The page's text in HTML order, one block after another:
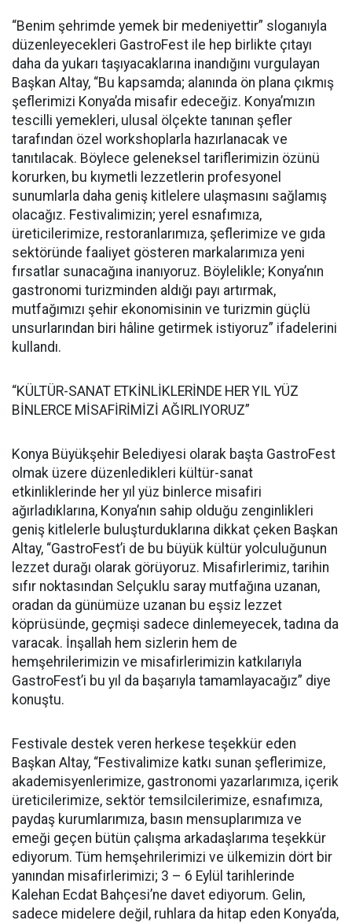
“Benim şehrimde yemek bir medeniyettir” sloganıyla
düzenleyecekleri GastroFest ile hep birlikte çıtayı
daha da yukarı taşıyacaklarına inandığını vurgulayan
Başkan Altay, “Bu kapsamda; alanında ön plana çıkmış
şeflerimizi Konya’da misafir edeceğiz. Konya’mızın
tescilli yemekleri, ulusal ölçekte tanınan şefler
tarafından özel workshoplarla hazırlanacak ve
tanıtılacak. Böylece geleneksel tariflerimizin özünü
korurken, bu kıymetli lezzetlerin profesyonel
sunumlarla daha geniş kitlelere ulaşmasını sağlamış
olacağız. Festivalimizin; yerel esnafımıza,
üreticilerimize, restoranlarımıza, şeflerimize ve gıda
sektöründe faaliyet gösteren markalarımıza yeni
fırsatlar sunacağına inanıyoruz. Böylelikle; Konya’nın
gastronomi turizminden aldığı payı artırmak,
mutfağımızı şehir ekonomisinin ve turizmin güçlü
unsurlarından biri hâline getirmek istiyoruz” ifadelerini
kullandı.
“KÜLTÜR-SANAT ETKİNLİKLERİNDE HER YIL YÜZ
BİNLERCE MİSAFİRİMİZİ AĞIRLIYORUZ”
Konya Büyükşehir Belediyesi olarak başta GastroFest
olmak üzere düzenledikleri kültür-sanat
etkinliklerinde her yıl yüz binlerce misafiri
ağırladıklarına, Konya’nın sahip olduğu zenginlikleri
geniş kitlelerle buluşturduklarına dikkat çeken Başkan
Altay, “GastroFest’i de bu büyük kültür yolculuğunun
lezzet durağı olarak görüyoruz. Misafirlerimiz, tarihin
sıfır noktasından Selçuklu saray mutfağına uzanan,
oradan da günümüze uzanan bu eşsiz lezzet
köprüsünde, geçmişi sadece dinlemeyecek, tadına da
varacak. İnşallah hem sizlerin hem de
hemşehrilerimizin ve misafirlerimizin katkılarıyla
GastroFest’i bu yıl da başarıyla tamamlayacağız” diye
konuştu.
Festivale destek veren herkese teşekkür eden
Başkan Altay, “Festivalimize katkı sunan şeflerimize,
akademisyenlerimize, gastronomi yazarlarımıza, içerik
üreticilerimize, sektör temsilcilerimize, esnafımıza,
paydaş kurumlarımıza, basın mensuplarımıza ve
emeği geçen bütün çalışma arkadaşlarıma teşekkür
ediyorum. Tüm hemşehrilerimizi ve ülkemizin dört bir
yanından misafirlerimizi; 3 – 6 Eylül tarihlerinde
Kalehan Ecdat Bahçesi’ne davet ediyorum. Gelin,
sadece midelere değil, ruhlara da hitap eden Konya’da,